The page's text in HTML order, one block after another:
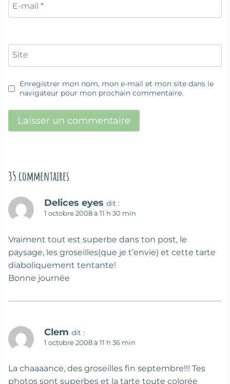
E-mail *
Site
Enregistrer mon nom, mon e-mail et mon site dans le
navigateur pour mon prochain commentaire.
35 commentaires
Delices eyes dit :
1 octobre 2008 à 11 h 30 min
Vraiment tout est superbe dans ton post, le
paysage, les groseilles(que je t’envie) et cette tarte
diaboliquement tentante!
Bonne journée
Clem dit :
1 octobre 2008 à 11 h 36 min
La chaaaance, des groseilles fin septembre!!! Tes
photos sont superbes et la tarte toute colorée